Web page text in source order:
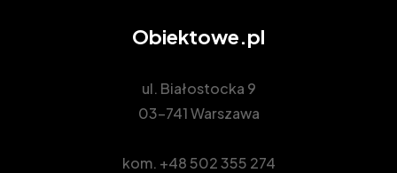
Obiektowe.pl
ul. Białostocka 9
03-741 Warszawa
kom. +48 502 355 274